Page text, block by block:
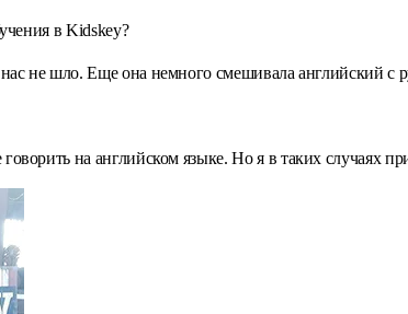
в Kidskey?
не шло. Еще она немного смешивала английский с
на английском языке. Но я в таких случаях